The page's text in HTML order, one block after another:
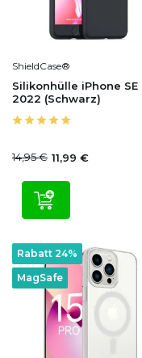
ShieldCase®
Silikonhülle iPhone SE
2022 (Schwarz)
14,95 € 11,99 €
MagSafe
Rabatt 24%